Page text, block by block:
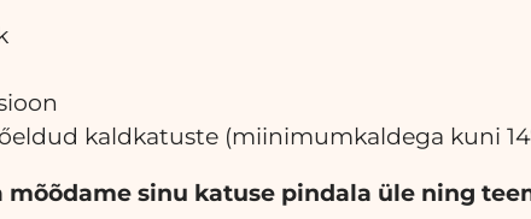
kaldkatuste (miinimumkaldega kuni
mõõdame sinu katuse pindala üle ning